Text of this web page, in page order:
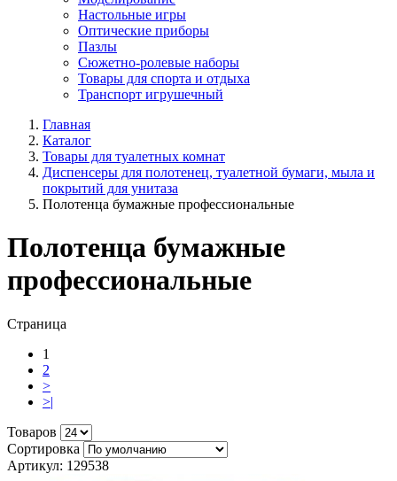
Настольные игры
Оптические приборы
Пазлы
Сюжетно-ролевые наборы
Товары для спорта и отдыха
Транспорт игрушечный
Главная
Каталог
Товары для туалетных комнат
Диспенсеры для полотенец, туалетной бумаги, мыла и
покрытий для унитаза
Полотенца бумажные профессиональные
Полотенца бумажные
профессиональные
Страница
1
2
>
>|
Товаров
Сортировка
Артикул: 129538